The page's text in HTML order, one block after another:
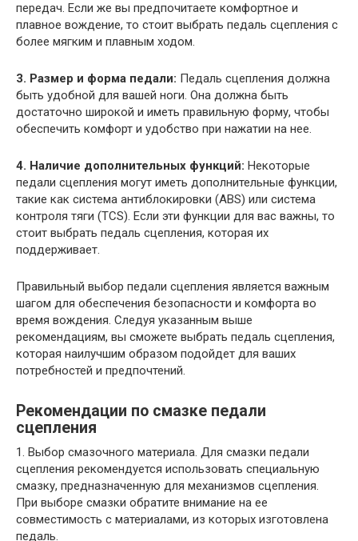
передач. Если же вы предпочитаете комфортное и
плавное вождение, то стоит выбрать педаль сцепления с
более мягким и плавным ходом.
3. Размер и форма педали: Педаль сцепления должна
быть удобной для вашей ноги. Она должна быть
достаточно широкой и иметь правильную форму, чтобы
обеспечить комфорт и удобство при нажатии на нее.
4. Наличие дополнительных функций: Некоторые
педали сцепления могут иметь дополнительные функции,
такие как система антиблокировки (ABS) или система
контроля тяги (TCS). Если эти функции для вас важны, то
стоит выбрать педаль сцепления, которая их
поддерживает.
Правильный выбор педали сцепления является важным
шагом для обеспечения безопасности и комфорта во
время вождения. Следуя указанным выше
рекомендациям, вы сможете выбрать педаль сцепления,
которая наилучшим образом подойдет для ваших
потребностей и предпочтений.
Рекомендации по смазке педали
сцепления
1. Выбор смазочного материала. Для смазки педали
сцепления рекомендуется использовать специальную
смазку, предназначенную для механизмов сцепления.
При выборе смазки обратите внимание на ее
совместимость с материалами, из которых изготовлена
педаль.